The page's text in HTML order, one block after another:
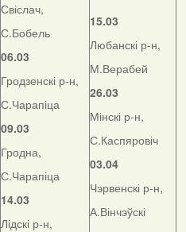
Свіслач,
С.Бобель
06.03
Гродзенскі р-н,
С.Чарапіца
09.03
Гродна,
С.Чарапіца
14.03
Лідскі р-н,
15.03
Любанскі р-н,
М.Верабей
26.03
Мінскі р-н,
С.Каспяровіч
03.04
Чэрвенскі р-н,
А.Вінчэўскі